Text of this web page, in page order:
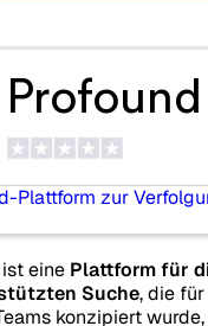
Profound
ist eine Plattform für
Suche, die
konzipiert